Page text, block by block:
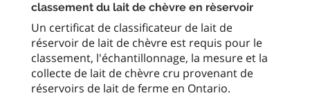
classement du lait de chèvre en rèservoir
Un certificat de classificateur de lait de
réservoir de lait de chèvre est requis pour le
classement, l'échantillonnage, la mesure et la
collecte de lait de chèvre cru provenant de
réservoirs de lait de ferme en Ontario.